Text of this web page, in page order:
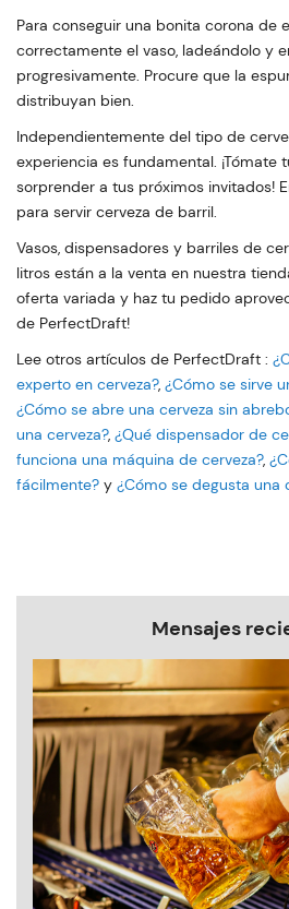
Para conseguir una bonita corona de
correctamente el vaso, ladeándolo y
progresivamente. Procure que la
distribuyan bien.
Independientemente del tipo de
experiencia es fundamental.
sorprender a tus próximos invitados!
para servir cerveza de barril.
Vasos, dispensadores y barriles de
litros están a la venta en nuestra
oferta variada y haz tu pedido
de PerfectDraft!
Lee otros artículos de PerfectDraft :
experto en cerveza?, ¿Cómo se sirve
¿Cómo se abre una cerveza sin
una cerveza?, ¿Qué dispensador de
funciona una máquina de cerveza?,
fácilmente? y ¿Cómo se degusta una
Mensajes